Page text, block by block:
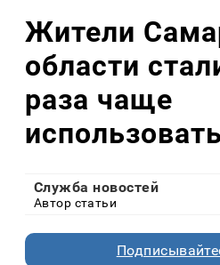
Жители
области
раза чаще
Служба новостей
Автор статьи